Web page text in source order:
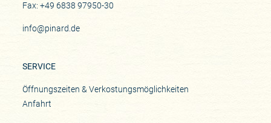
Fax: +49 6838 97950-30
info@pinard.de
SERVICE
Öffnungszeiten & Verkostungsmöglichkeiten
Anfahrt